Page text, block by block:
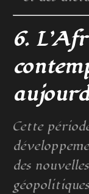
6.
Cette
des